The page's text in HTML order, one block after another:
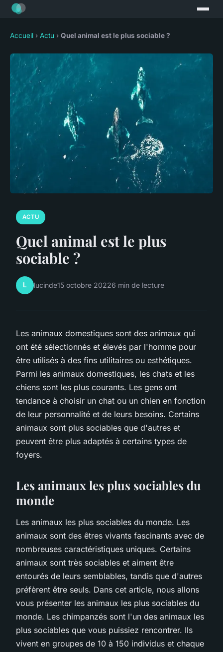
Accueil › Actu › Quel animal est le plus sociable ?
ACTU
Quel animal est le plus
sociable ?
L lucinde15 octobre 20226 min de lecture
Les animaux domestiques sont des animaux qui
ont été sélectionnés et élevés par l'homme pour
être utilisés à des fins utilitaires ou esthétiques.
Parmi les animaux domestiques, les chats et les
chiens sont les plus courants. Les gens ont
tendance à choisir un chat ou un chien en fonction
de leur personnalité et de leurs besoins. Certains
animaux sont plus sociables que d'autres et
peuvent être plus adaptés à certains types de
foyers.
Les animaux les plus sociables du
monde
Les animaux les plus sociables du monde. Les
animaux sont des êtres vivants fascinants avec de
nombreuses caractéristiques uniques. Certains
animaux sont très sociables et aiment être
entourés de leurs semblables, tandis que d'autres
préfèrent être seuls. Dans cet article, nous allons
vous présenter les animaux les plus sociables du
monde. Les chimpanzés sont l'un des animaux les
plus sociables que vous puissiez rencontrer. Ils
vivent en groupes de 10 à 150 individus et chaque